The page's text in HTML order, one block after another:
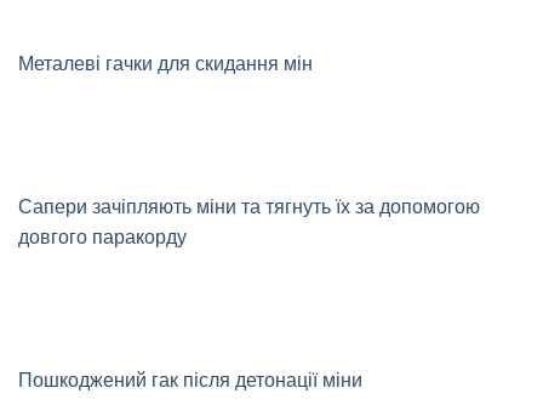
Металеві гачки для скидання мін
Сапери зачіпляють міни та тягнуть їх за допомогою
довгого паракорду
Пошкоджений гак після детонації міни